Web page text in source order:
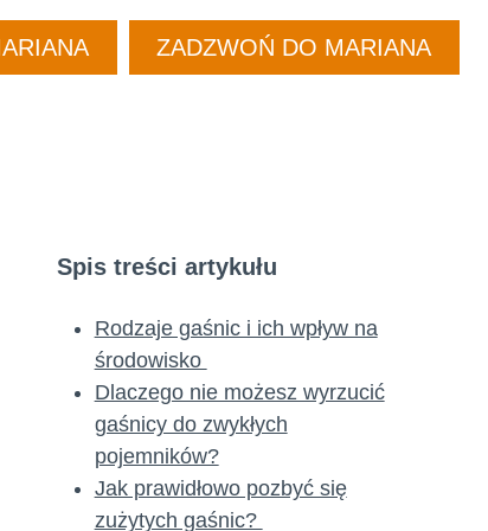
ZADZWOŃ DO MARIANA
Spis treści artykułu
Rodzaje gaśnic i ich wpływ na
środowisko
Dlaczego nie możesz wyrzucić
gaśnicy do zwykłych
pojemników?
Jak prawidłowo pozbyć się
zużytych gaśnic?